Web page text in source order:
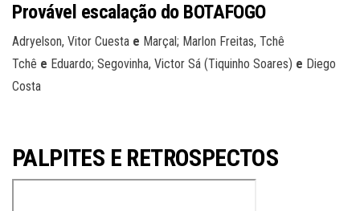
Provável escalação do BOTAFOGO
Adryelson, Vitor Cuesta e Marçal; Marlon Freitas, Tchê
Tchê e Eduardo; Segovinha, Victor Sá (Tiquinho Soares) e Diego
Costa
PALPITES E RETROSPECTOS